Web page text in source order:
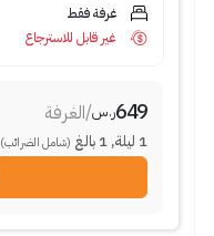
غرفة فقط
غير قابل للاسترجاع
649ر.س/الغرفة
1 ليلة,
1 بالغ (شامل الضرائب)